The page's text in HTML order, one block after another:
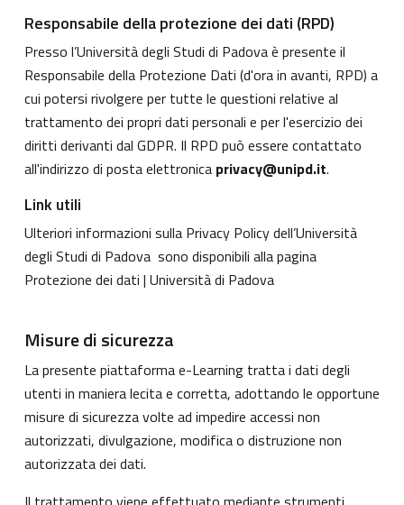
Responsabile della protezione dei dati (RPD)
Presso l’Università degli Studi di Padova è presente il
Responsabile della Protezione Dati (d'ora in avanti, RPD) a
cui potersi rivolgere per tutte le questioni relative al
trattamento dei propri dati personali e per l'esercizio dei
diritti derivanti dal GDPR. Il RPD può essere contattato
all'indirizzo di posta elettronica privacy@unipd.it.
Link utili
Ulteriori informazioni sulla Privacy Policy dell’Università
degli Studi di Padova sono disponibili alla pagina
Protezione dei dati | Università di Padova
Misure di sicurezza
La presente piattaforma e-Learning tratta i dati degli
utenti in maniera lecita e corretta, adottando le opportune
misure di sicurezza volte ad impedire accessi non
autorizzati, divulgazione, modifica o distruzione non
autorizzata dei dati.